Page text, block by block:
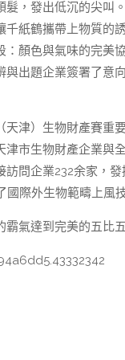
髮，發出低沉的尖叫
紙鶴攜帶上物質的
：顏色與氣味的完美
出題企業簽署了意
）生物財產賽重要
津市生物財產企業與
問企業232余家，
國際外生物範疇上風
霸氣達到完美的五比